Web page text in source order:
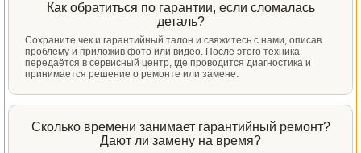
Как обратиться по гарантии, если сломалась
деталь?
Сохраните чек и гарантийный талон и свяжитесь с нами, описав
проблему и приложив фото или видео. После этого техника
передаётся в сервисный центр, где проводится диагностика и
принимается решение о ремонте или замене.
Сколько времени занимает гарантийный ремонт?
Дают ли замену на время?